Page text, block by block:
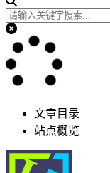
文章目录
站点概览